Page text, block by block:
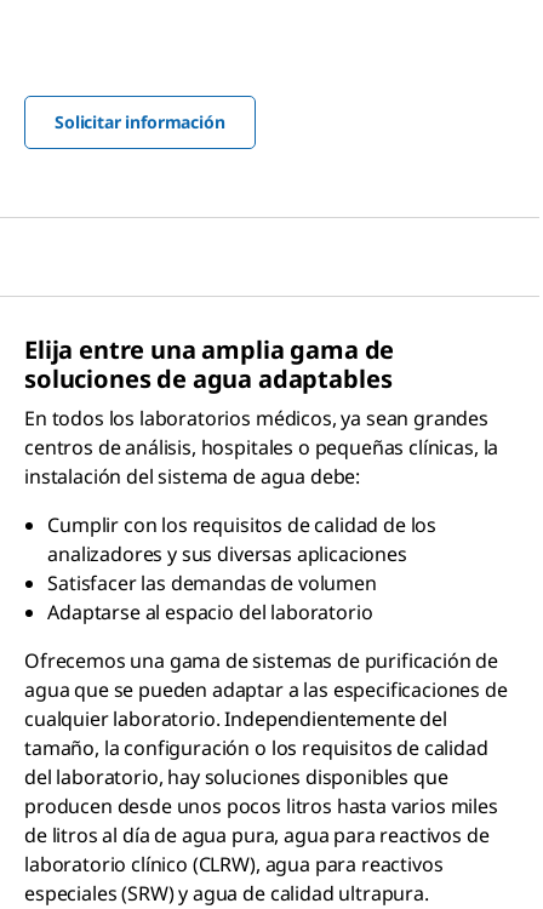
Solicitar información
Elija entre una amplia gama de
soluciones de agua adaptables
En todos los laboratorios médicos, ya sean grandes
centros de análisis, hospitales o pequeñas clínicas, la
instalación del sistema de agua debe:
Cumplir con los requisitos de calidad de los
analizadores y sus diversas aplicaciones
Satisfacer las demandas de volumen
Adaptarse al espacio del laboratorio
Ofrecemos una gama de sistemas de purificación de
agua que se pueden adaptar a las especificaciones de
cualquier laboratorio. Independientemente del
tamaño, la configuración o los requisitos de calidad
del laboratorio, hay soluciones disponibles que
producen desde unos pocos litros hasta varios miles
de litros al día de agua pura, agua para reactivos de
laboratorio clínico (CLRW), agua para reactivos
especiales (SRW) y agua de calidad ultrapura.